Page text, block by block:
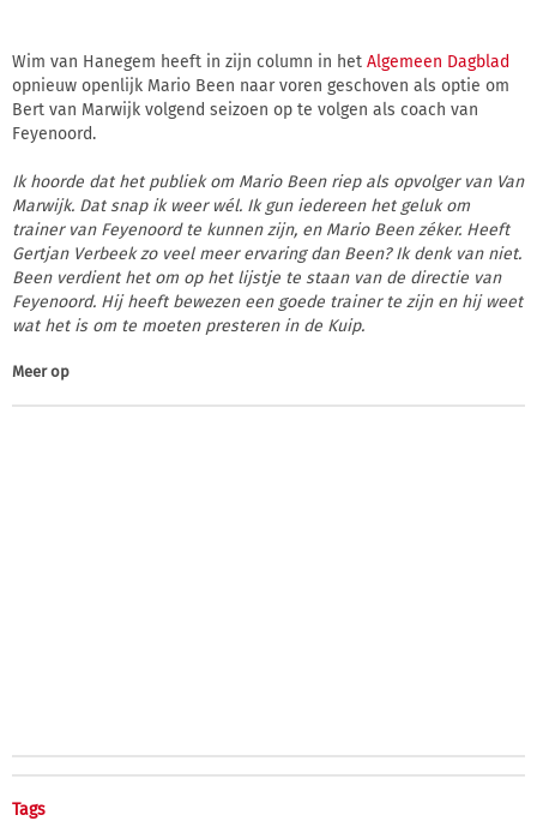
Wim van Hanegem heeft in zijn column in het Algemeen Dagblad
opnieuw openlijk Mario Been naar voren geschoven als optie om
Bert van Marwijk volgend seizoen op te volgen als coach van
Feyenoord.
Ik hoorde dat het publiek om Mario Been riep als opvolger van Van
Marwijk. Dat snap ik weer wél. Ik gun iedereen het geluk om
trainer van Feyenoord te kunnen zijn, en Mario Been zéker. Heeft
Gertjan Verbeek zo veel meer ervaring dan Been? Ik denk van niet.
Been verdient het om op het lijstje te staan van de directie van
Feyenoord. Hij heeft bewezen een goede trainer te zijn en hij weet
wat het is om te moeten presteren in de Kuip.
Meer op
Tags